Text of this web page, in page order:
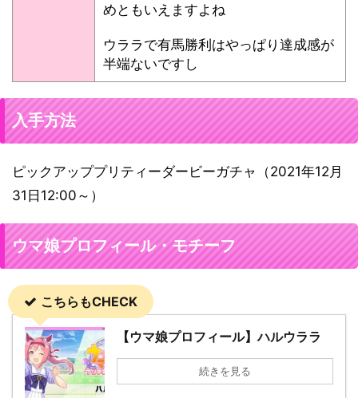
めともいえますよね
ウララで有馬勝利はやっぱり達成感が
半端ないですし
入手方法
ピックアッププリティーダービーガチャ（2021年12月
31日12:00～）
ウマ娘プロフィール・モチーフ
こちらもCHECK
【ウマ娘プロフィール】ハルウララ
続きを見る